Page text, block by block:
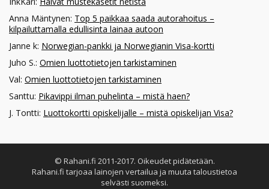
Anna Mäntynen: Top 5 paikkaa saada autorahoitus –
kilpailuttamalla edullisinta lainaa autoon
Janne k: Norwegian-pankki ja Norwegianin Visa-kortti
Juho S.: Omien luottotietojen tarkistaminen
Val: Omien luottotietojen tarkistaminen
Santtu: Pikavippi ilman puhelinta – mistä haen?
J. Tontti: Luottokortti opiskelijalle – mistä opiskelijan Visa?
© Rahani.fi 2011-2017. Oikeudet pidätetään.
Rahani.fi tarjoaa lainojen vertailua ja muuta taloustietoa
selvästi suomeksi.